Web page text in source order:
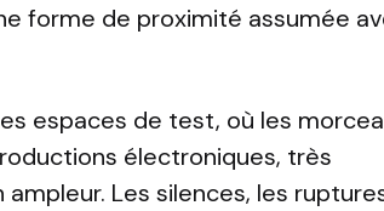
forme de proximité assumée
espaces de test, où les
électroniques, très
Les silences, les